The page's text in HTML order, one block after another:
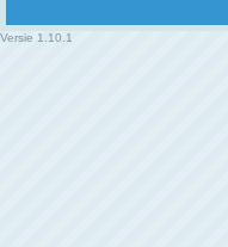
Versie 1.10.1